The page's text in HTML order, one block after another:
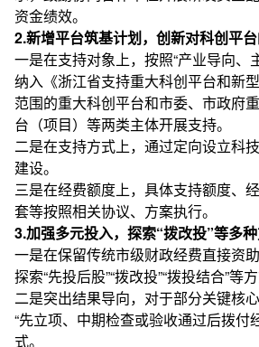
资金绩效。
2.新增平台筑基计划，创新对科创平台
一是在支持对象上，按照“产业导向、
纳入《浙江省支持重大科创平台和新
范围的重大科创平台和市委、市政府
台（项目）等两类主体开展支持。
二是在支持方式上，通过定向设立科
建设。
三是在经费额度上，具体支持额度、
套等按照相关协议、方案执行。
3.加强多元投入，探索“拨改投”等多种
一是在保留传统市级财政经费直接资
探索“先投后股”“拨改投”“拨投结合”等
二是突出结果导向，对于部分关键核
“先立项、中期检查或验收通过后拨付
式。